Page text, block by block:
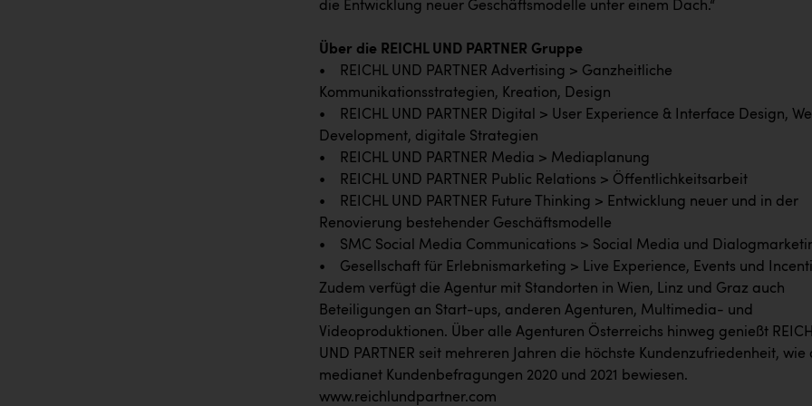
die Entwicklung neuer Geschäftsmodelle unter einem Dach.“
Über die REICHL UND PARTNER Gruppe
• REICHL UND PARTNER Advertising > Ganzheitliche
Kommunikationsstrategien, Kreation, Design
• REICHL UND PARTNER Digital > User Experience & Interface Design,
Development, digitale Strategien
• REICHL UND PARTNER Media > Mediaplanung
• REICHL UND PARTNER Public Relations > Öffentlichkeitsarbeit
• REICHL UND PARTNER Future Thinking > Entwicklung neuer und in der
Renovierung bestehender Geschäftsmodelle
• SMC Social Media Communications > Social Media und
• Gesellschaft für Erlebnismarketing > Live Experience, Events und
Zudem verfügt die Agentur mit Standorten in Wien, Linz und Graz auch
Beteiligungen an Start-ups, anderen Agenturen, Multimedia- und
Videoproduktionen. Über alle Agenturen Österreichs hinweg genießt
UND PARTNER seit mehreren Jahren die höchste Kundenzufriedenheit, wie
medianet Kundenbefragungen 2020 und 2021 bewiesen.
www.reichlundpartner.com